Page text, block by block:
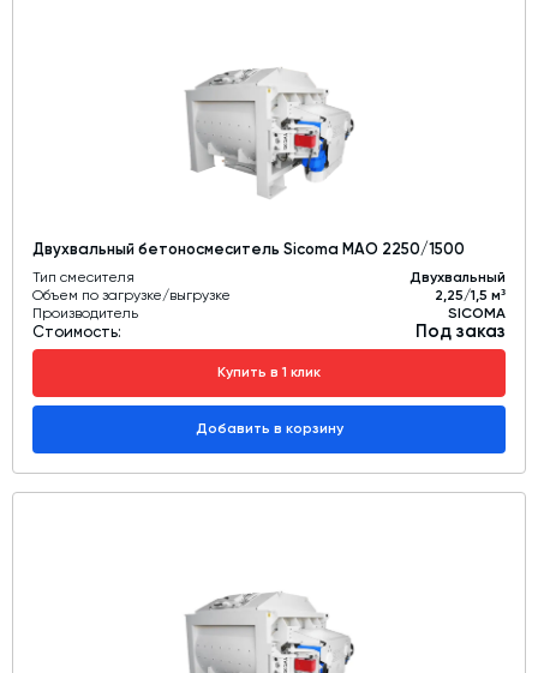
Двухвальный бетоносмеситель Sicoma MAO 2250/1500
Тип смесителя
Двухвальный
Объем по загрузке/выгрузке
2,25/1,5 м³
Производитель
SICOMA
Стоимость: Под заказ
Купить в 1 клик
Добавить в корзину